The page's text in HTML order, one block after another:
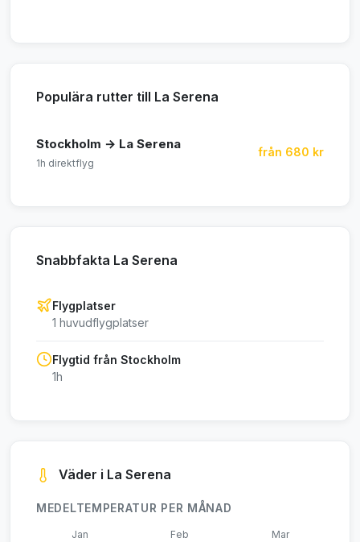
Populära rutter till La Serena
Stockholm → La Serena
1h direktflyg
från 680 kr
Snabbfakta La Serena
Flygplatser
1 huvudflygplatser
Flygtid från Stockholm
1h
Väder i La Serena
MEDELTEMPERATUR PER MÅNAD
Jan Feb Mar